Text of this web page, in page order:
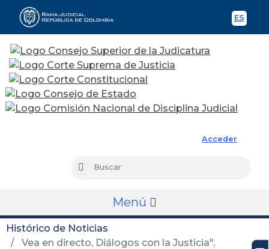
ES
Acceder
Buscar
Menú
Histórico de Noticias
Vea en directo, Diálogos con la Justicia",